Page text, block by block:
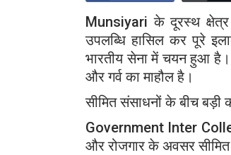
Munsiyari के दूरस्थ
उपलब्धि हासिल कर पूरे
भारतीय सेना में चयन हुआ है।
और गर्व का माहौल है।
सीमित संसाधनों के बीच बड़ी
Government Inter
और रोजगार के अवसर